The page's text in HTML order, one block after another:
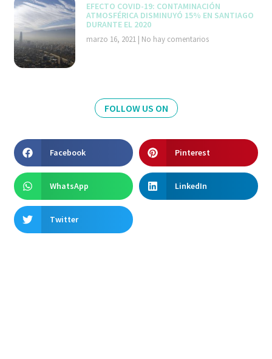
EFECTO COVID-19: CONTAMINACIÓN
ATMOSFÉRICA DISMINUYÓ 15% EN SANTIAGO
DURANTE EL 2020
marzo 16, 2021 No hay comentarios
FOLLOW US ON
Facebook Pinterest
WhatsApp LinkedIn
Twitter